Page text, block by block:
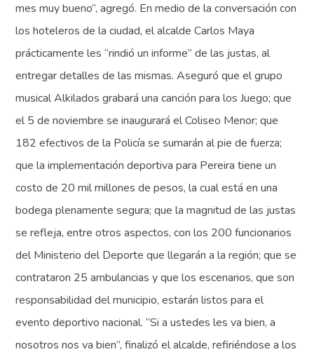
mes muy bueno”, agregó. En medio de la conversación con
los hoteleros de la ciudad, el alcalde Carlos Maya
prácticamente les “rindió un informe” de las justas, al
entregar detalles de las mismas. Aseguró que el grupo
musical Alkilados grabará una canción para los Juego; que
el 5 de noviembre se inaugurará el Coliseo Menor; que
182 efectivos de la Policía se sumarán al pie de fuerza;
que la implementación deportiva para Pereira tiene un
costo de 20 mil millones de pesos, la cual está en una
bodega plenamente segura; que la magnitud de las justas
se refleja, entre otros aspectos, con los 200 funcionarios
del Ministerio del Deporte que llegarán a la región; que se
contrataron 25 ambulancias y que los escenarios, que son
responsabilidad del municipio, estarán listos para el
evento deportivo nacional. “Si a ustedes les va bien, a
nosotros nos va bien”, finalizó el alcalde, refiriéndose a los